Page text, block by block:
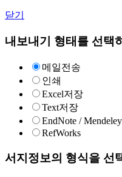
닫기
내보내기 형태를 선택
메일전송
인쇄
Excel저장
Text저장
EndNote / Mendeley
RefWorks
서지정보의 형식을 선